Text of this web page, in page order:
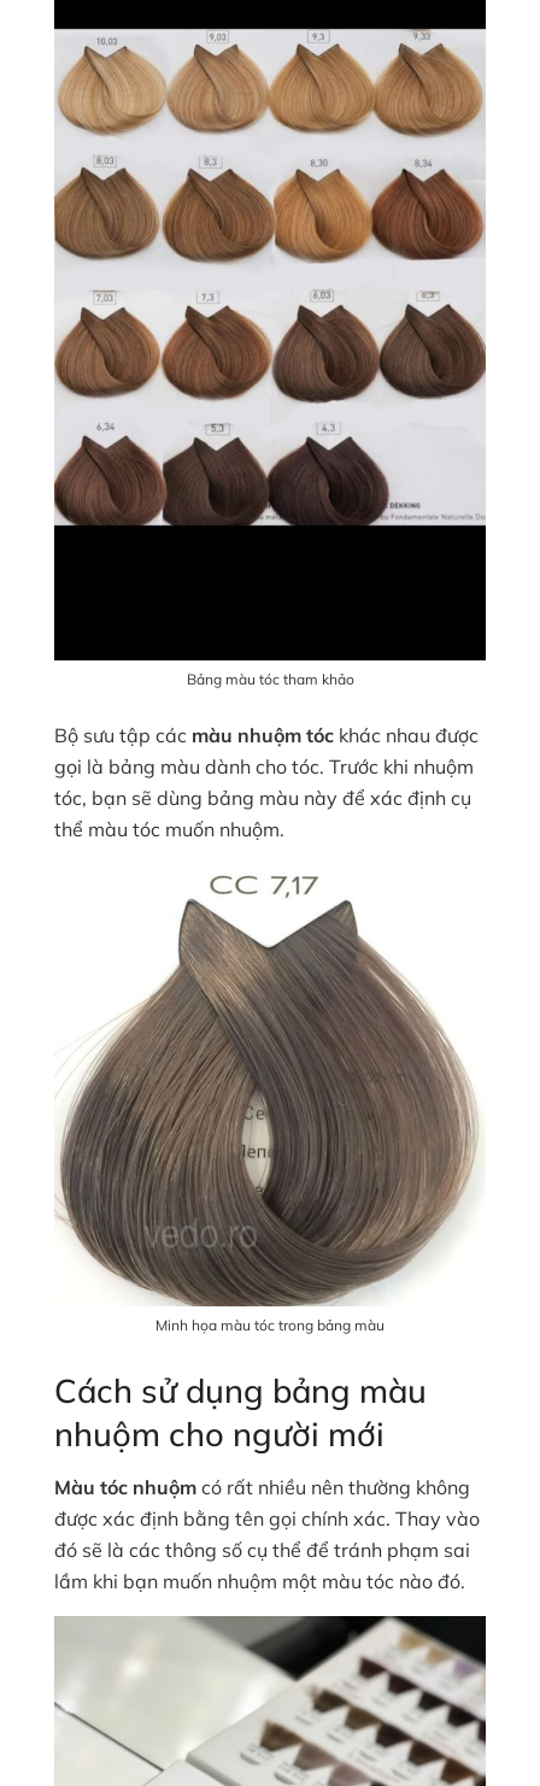
Bảng màu tóc tham khảo
Bộ sưu tập các màu nhuộm tóc khác nhau được
gọi là bảng màu dành cho tóc. Trước khi nhuộm
tóc, bạn sẽ dùng bảng màu này để xác định cụ
thể màu tóc muốn nhuộm.
Minh họa màu tóc trong bảng màu
Cách sử dụng bảng màu
nhuộm cho người mới
Màu tóc nhuộm có rất nhiều nên thường không
được xác định bằng tên gọi chính xác. Thay vào
đó sẽ là các thông số cụ thể để tránh phạm sai
lầm khi bạn muốn nhuộm một màu tóc nào đó.